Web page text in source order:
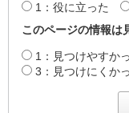
1：役に立った
このページの情報は
1：見つけやすか
3：見つけにくか